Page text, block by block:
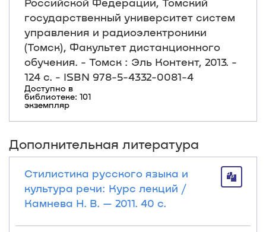
государственный университет систем
управления и радиоэлектроники
(Томск), Факультет дистанционного
обучения. - Томск : Эль Контент, 2013. -
124 с. - ISBN 978-5-4332-0081-4
Доступно в
библиотеке: 101
экземпляр
Дополнительная литература
Стилистика русского языка и
культура речи: Курс лекций /
Камнева Н. В. — 2011. 40 с.